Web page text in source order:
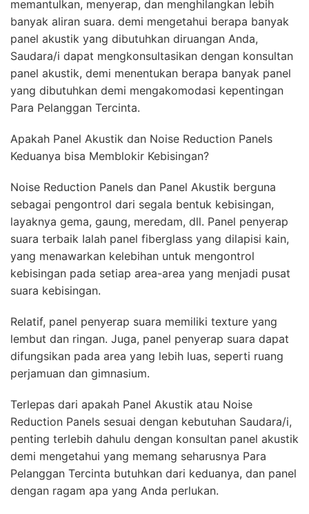
memantulkan, menyerap, dan menghilangkan lebih
banyak aliran suara. demi mengetahui berapa banyak
panel akustik yang dibutuhkan diruangan Anda,
Saudara/i dapat mengkonsultasikan dengan konsultan
panel akustik, demi menentukan berapa banyak panel
yang dibutuhkan demi mengakomodasi kepentingan
Para Pelanggan Tercinta.
Apakah Panel Akustik dan Noise Reduction Panels
Keduanya bisa Memblokir Kebisingan?
Noise Reduction Panels dan Panel Akustik berguna
sebagai pengontrol dari segala bentuk kebisingan,
layaknya gema, gaung, meredam, dll. Panel penyerap
suara terbaik Ialah panel fiberglass yang dilapisi kain,
yang menawarkan kelebihan untuk mengontrol
kebisingan pada setiap area-area yang menjadi pusat
suara kebisingan.
Relatif, panel penyerap suara memiliki texture yang
lembut dan ringan. Juga, panel penyerap suara dapat
difungsikan pada area yang lebih luas, seperti ruang
perjamuan dan gimnasium.
Terlepas dari apakah Panel Akustik atau Noise
Reduction Panels sesuai dengan kebutuhan Saudara/i,
penting terlebih dahulu dengan konsultan panel akustik
demi mengetahui yang memang seharusnya Para
Pelanggan Tercinta butuhkan dari keduanya, dan panel
dengan ragam apa yang Anda perlukan.